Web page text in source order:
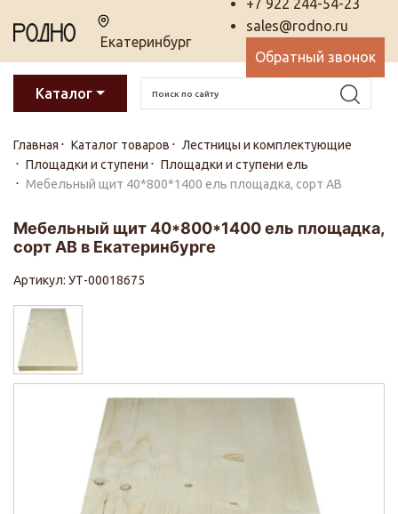
Екатеринбург
+7 922 244-54-23
sales@rodno.ru
Обратный звонок
Каталог
Главная Каталог товаров
Лестницы и комплектующие
Площадки и ступени
Площадки и ступени ель
Мебельный щит 40*800*1400 ель площадка, сорт АВ
Мебельный щит 40*800*1400 ель площадка,
сорт АВ в Екатеринбурге
Артикул: УТ-00018675